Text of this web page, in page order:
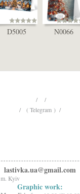
D5005 N0066
/ /
/ ( Telegram ) /
lastivka.ua@gmail.com
m. Kyiv
Graphic work: